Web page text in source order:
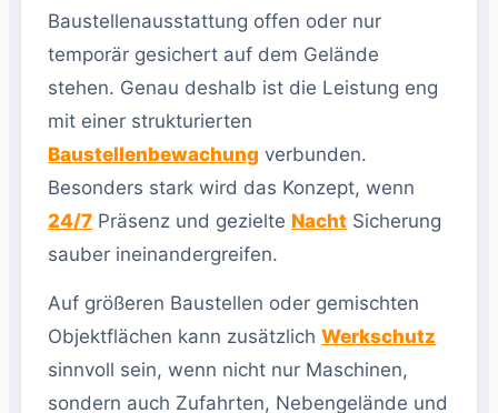
Baustellenausstattung offen oder nur
temporär gesichert auf dem Gelände
stehen. Genau deshalb ist die Leistung eng
mit einer strukturierten
Baustellenbewachung verbunden.
Besonders stark wird das Konzept, wenn
24/7 Präsenz und gezielte Nacht Sicherung
sauber ineinandergreifen.
Auf größeren Baustellen oder gemischten
Objektflächen kann zusätzlich Werkschutz
sinnvoll sein, wenn nicht nur Maschinen,
sondern auch Zufahrten, Nebengelände und